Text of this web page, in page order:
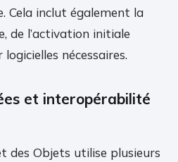
Cela inclut également la
de l’activation initiale
nécessaires.
et interopérabilité
des Objets utilise plusieurs